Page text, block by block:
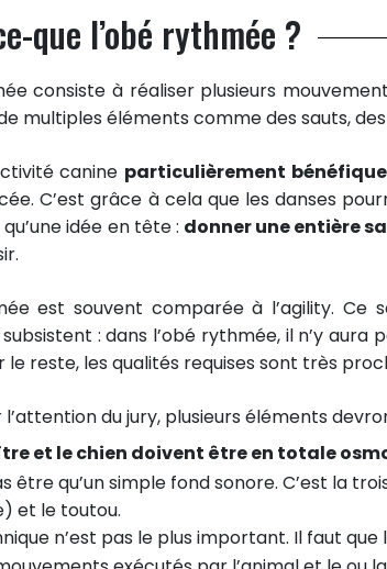
que l’obé rythmée ?
consiste à réaliser plusieurs
multiples éléments comme des sauts, des
canine particulièrement bénéfique
C’est grâce à cela que les danses
qu’une idée en tête : donner une entière
est souvent comparée à l’agility. Ce
: dans l’obé rythmée, il n’y aura
le reste, les qualités requises sont très
l’attention du jury, plusieurs éléments
et le chien doivent être en totale
être qu’un simple fond sonore. C’est la
et le toutou.
n’est pas le plus important. Il faut